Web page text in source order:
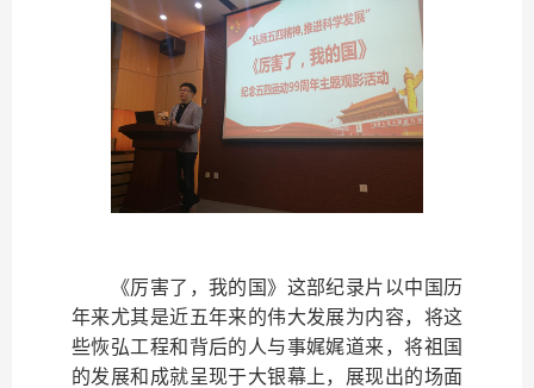
《厉害了，我的国》这部纪录片以中国历
年来尤其是近五年来的伟大发展为内容，将这
些恢弘工程和背后的人与事娓娓道来，将祖国
的发展和成就呈现于大银幕上，展现出的场面